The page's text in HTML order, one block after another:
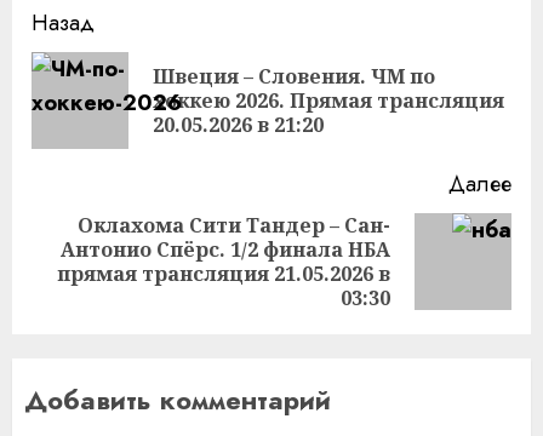
Продолжить
чтение
Назад
Швеция – Словения. ЧМ по
хоккею 2026. Прямая трансляция
20.05.2026 в 21:20
Далее
Следующая
запись:
Оклахома Сити Тандер – Сан-
Антонио Спёрс. 1/2 финала НБА
прямая трансляция 21.05.2026 в
03:30
Добавить комментарий